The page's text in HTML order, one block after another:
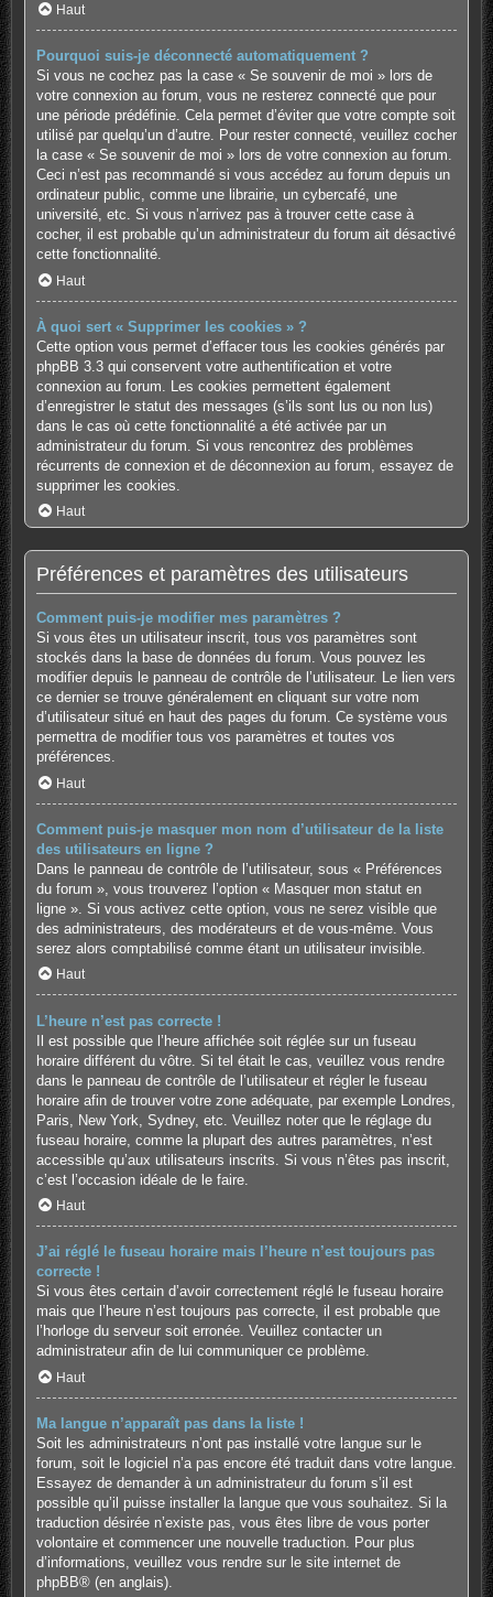
Haut
Pourquoi suis-je déconnecté automatiquement ?
Si vous ne cochez pas la case « Se souvenir de moi » lors de
votre connexion au forum, vous ne resterez connecté que pour
une période prédéfinie. Cela permet d’éviter que votre compte soit
utilisé par quelqu’un d’autre. Pour rester connecté, veuillez cocher
la case « Se souvenir de moi » lors de votre connexion au forum.
Ceci n’est pas recommandé si vous accédez au forum depuis un
ordinateur public, comme une librairie, un cybercafé, une
université, etc. Si vous n’arrivez pas à trouver cette case à
cocher, il est probable qu’un administrateur du forum ait désactivé
cette fonctionnalité.
Haut
À quoi sert « Supprimer les cookies » ?
Cette option vous permet d’effacer tous les cookies générés par
phpBB 3.3 qui conservent votre authentification et votre
connexion au forum. Les cookies permettent également
d’enregistrer le statut des messages (s’ils sont lus ou non lus)
dans le cas où cette fonctionnalité a été activée par un
administrateur du forum. Si vous rencontrez des problèmes
récurrents de connexion et de déconnexion au forum, essayez de
supprimer les cookies.
Haut
Préférences et paramètres des utilisateurs
Comment puis-je modifier mes paramètres ?
Si vous êtes un utilisateur inscrit, tous vos paramètres sont
stockés dans la base de données du forum. Vous pouvez les
modifier depuis le panneau de contrôle de l’utilisateur. Le lien vers
ce dernier se trouve généralement en cliquant sur votre nom
d’utilisateur situé en haut des pages du forum. Ce système vous
permettra de modifier tous vos paramètres et toutes vos
préférences.
Haut
Comment puis-je masquer mon nom d’utilisateur de la liste
des utilisateurs en ligne ?
Dans le panneau de contrôle de l’utilisateur, sous « Préférences
du forum », vous trouverez l’option « Masquer mon statut en
ligne ». Si vous activez cette option, vous ne serez visible que
des administrateurs, des modérateurs et de vous-même. Vous
serez alors comptabilisé comme étant un utilisateur invisible.
Haut
L’heure n’est pas correcte !
Il est possible que l’heure affichée soit réglée sur un fuseau
horaire différent du vôtre. Si tel était le cas, veuillez vous rendre
dans le panneau de contrôle de l’utilisateur et régler le fuseau
horaire afin de trouver votre zone adéquate, par exemple Londres,
Paris, New York, Sydney, etc. Veuillez noter que le réglage du
fuseau horaire, comme la plupart des autres paramètres, n’est
accessible qu’aux utilisateurs inscrits. Si vous n’êtes pas inscrit,
c’est l’occasion idéale de le faire.
Haut
J’ai réglé le fuseau horaire mais l’heure n’est toujours pas
correcte !
Si vous êtes certain d’avoir correctement réglé le fuseau horaire
mais que l’heure n’est toujours pas correcte, il est probable que
l’horloge du serveur soit erronée. Veuillez contacter un
administrateur afin de lui communiquer ce problème.
Haut
Ma langue n’apparaît pas dans la liste !
Soit les administrateurs n’ont pas installé votre langue sur le
forum, soit le logiciel n’a pas encore été traduit dans votre langue.
Essayez de demander à un administrateur du forum s’il est
possible qu’il puisse installer la langue que vous souhaitez. Si la
traduction désirée n’existe pas, vous êtes libre de vous porter
volontaire et commencer une nouvelle traduction. Pour plus
d’informations, veuillez vous rendre sur le site internet de
phpBB® (en anglais).